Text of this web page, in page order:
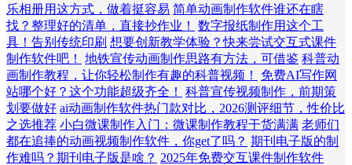
乐相册用这方式，做着挺容易 简单动画制作软件谁还在瞎
找？整理好的清单，直接抄作业！
数字报纸制作用这个工
具！告别传统印刷 想要创新教学体验？快来尝试交互式课件
制作软件吧！
地铁宣传动画制作思路有方法，可借鉴 科普动
画制作教程，让你轻松制作有趣的科普视频！
免费AI写作网
站哪个好？这个功能超级齐全！
科普宣传视频制作，前期策
划要做好 ai动画制作软件热门款对比，2026测评细节，性价比
之选推荐 小白微课制作入门：微课制作教程干货满满 老师们
都在追捧的动画视频制作软件，你get了吗？ 期刊电子版的制
作难吗？期刊电子版是啥？ 2025年免费交互课件制作软件